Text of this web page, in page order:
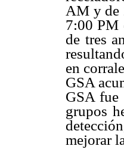
AM y de
7:00 PM
de tres
en
GSA
GSA fue
grupos
mejorar